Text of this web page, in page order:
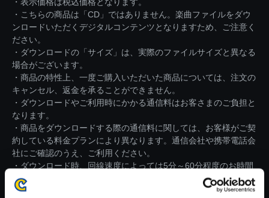
・こちらの商品は「CD」ではありません。楽曲ファイルをダウ
ンロードいただくデジタルコンテンツとなりますため、ご注意く
ださい。
・ダウンロードの「サイズ」は、実際のファイルサイズと異なる
場合がございます。
・商品の特性上、一度ご購入いただいた商品については、注文の
キャンセル、返金を承ることができません。
・ダウンロードやご利用時にかかる通信料はお客さまのご負担と
なります。
・商品をダウンロードする際の通信料に関しては、お客様がご契
約している料金プランにより異なります。通信会社や携帯電話会
社にご確認のうえ、ご利用ください。
・ダウンロード時、回線速度によっては5分～60分程度のお時間
がかかる場合がございます。
※ご購入いただいたファイルのダウンロードの際には、通信環境